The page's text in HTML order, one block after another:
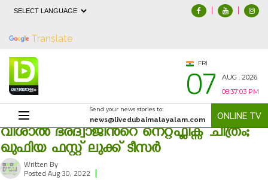
Translate
| |
FRI
07
AUG . 2026
08:37:03 PM
Send your news stories to:
news@livedubaimalayalam.com ONLINE TV
വിശാല്‍ ഭരദ്വാജിന്‍റെ നെറ്റ്ഫ്ലിക്സ് ചിത്രം;
ഖുഫിയ ഫസ്റ്റ് ലുക്ക് ടീസര്‍
Written By
Posted Aug 30, 2022 |